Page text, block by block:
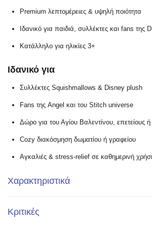
Premium λεπτομέρειες & υψηλή ποιότητα
Ιδανικό για παιδιά, συλλέκτες και fans της
Κατάλληλο για ηλικίες 3+
Ιδανικό για
Συλλέκτες Squishmallows & Disney plush
Fans της Angel και του Stitch universe
Δώρο για του Αγίου Βαλεντίνου, επετείους ή
Cozy διακόσμηση δωματίου ή γραφείου
Αγκαλιές & stress-relief σε καθημερινή
Χαρακτηριστικά
Κριτικές